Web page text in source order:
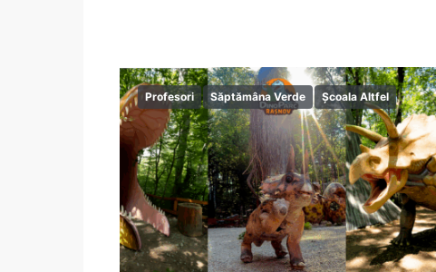
Profesori Săptămâna Verde Școala Altfel